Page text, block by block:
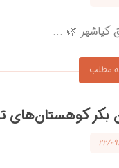
کیاشهر 🌿 ...
مطلب
بکر کوهستان‌های
۲۰۲۵